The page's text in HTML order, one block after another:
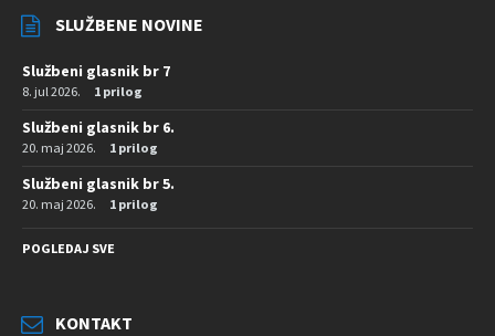
SLUŽBENE NOVINE
Službeni glasnik br 7
8. jul 2026. 1 prilog
Službeni glasnik br 6.
20. maj 2026. 1 prilog
Službeni glasnik br 5.
20. maj 2026. 1 prilog
POGLEDAJ SVE
KONTAKT